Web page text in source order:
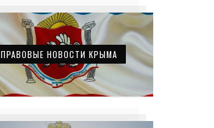
ПРАВОВЫЕ НОВОСТИ КРЫМА